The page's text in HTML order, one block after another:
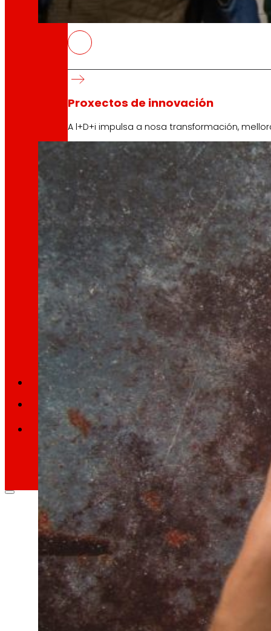
que nos move
Proxectos de innovación
A l+D+i impulsa a nosa transformación,
Venture Program
Das ideas á acción, o noso programa para
Retail Media
Exploramos novas formas de conectar
Memorias
ES EU CA
ELIKAERA, plataforma dixital
O proxecto ELIKAERA enmárcase na área